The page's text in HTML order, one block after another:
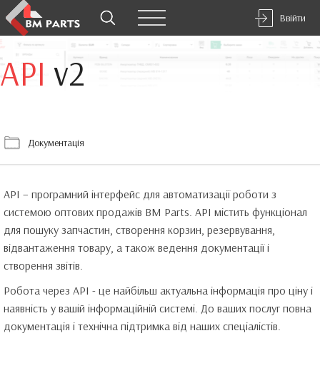
Ввійти
API v2
Документація
API – програмний інтерфейс для автоматизації роботи з
системою оптових продажів BM Parts. API містить функціонал
для пошуку запчастин, створення корзин, резервування,
відвантаження товару, а також ведення документації і
створення звітів.
Робота через API - це найбільш актуальна інформація про ціну і
наявність у вашій інформаційній системі. До ваших послуг повна
документація і технічна підтримка від наших спеціалістів.